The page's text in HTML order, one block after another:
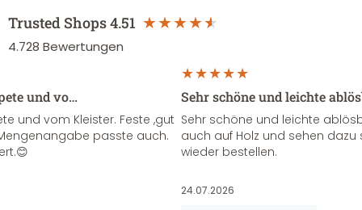
Trusted Shops4.51
4.728 Bewertungen
und vo…
und vom Kleister. Feste ,gut
passte auch.
Sehr schöne und leichte
Sehr schöne und leichte
auch auf Holz und sehen
wieder bestellen.
24.07.2026